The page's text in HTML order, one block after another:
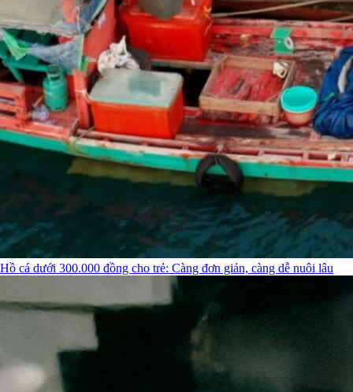
Hồ cá dưới 300.000 đồng cho trẻ: Càng đơn giản, càng dễ nuôi lâu